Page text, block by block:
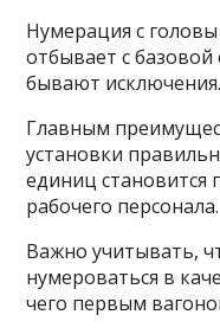
Нумерация с
отбывает с базовой
бывают исключения.
Главным
установки
единиц становится
рабочего персонала.
Важно учитывать,
нумероваться в
чего первым